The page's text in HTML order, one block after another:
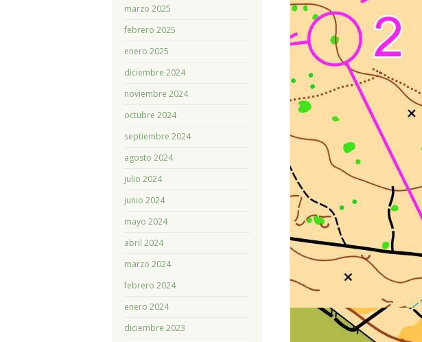
marzo 2025
febrero 2025
enero 2025
diciembre 2024
noviembre 2024
octubre 2024
septiembre 2024
agosto 2024
julio 2024
junio 2024
mayo 2024
abril 2024
marzo 2024
febrero 2024
enero 2024
diciembre 2023